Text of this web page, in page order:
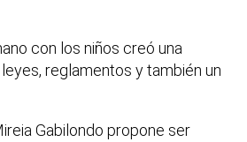
con los niños creó una
reglamentos y también un
Gabilondo propone ser